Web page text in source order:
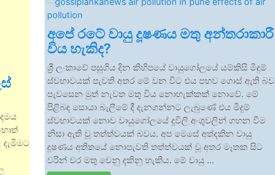
අපේ රටේ වායු දූෂණය මතු අන්තරාකාරී
විය හැකිද?
ශ්‍රී ලංකාවේ පසුගිය දින කිහිපයේ වායුගෝලයේ යම්කිසි මීදුම්
ස්වභාවයක් පැවති අතර මේ වන විට එය පහව ගොස් ඇති බව
පැවසෙන මුත් නැවත මතු විය නොහැක්කක් නොවේ. මේ
පිළිබඳ සොයා බැලීමේ දී දැනගන්නට ලැබුණේ එය මීදුම්
ස්වභාවයක් නොව වායුගෝලයේ දූවිලි අංශුවලින් ගහන වීම
නිසා ඇති වූ තත්ත්වයක් බවය. අප මෙසේ අත්දකින වායු
දූෂණය අතීතයේ නොපැවති තත්ත්වයක් වූ අතර මෑතක සිට
වරින් වර මතු වෙනු දකිනු හැකිය. මේ වායු …